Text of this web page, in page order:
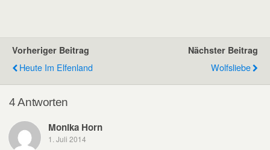
Vorheriger Beitrag
Heute Im Elfenland
Nächster Beitrag
Wolfsliebe
4 Antworten
Monika Horn
1. Juli 2014